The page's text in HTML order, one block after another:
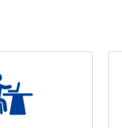
🛫🌿【大好評稼働中！
お盆休みのお知らせ
🛫🌿【お盆のご準備に